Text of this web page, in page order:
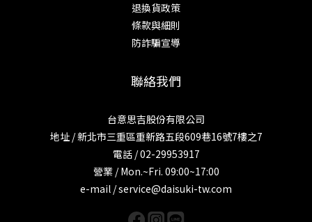
退換貨政策
條款與細則
防詐騙宣導
聯絡我們
台意思吉股份有限公司
地址 / 新北市三重區重新路五段609巷16號7樓之7
電話 / 02-29953917
營業 / Mon.~Fri. 09:00~17:00
e-mail / service@daisuki-tw.com